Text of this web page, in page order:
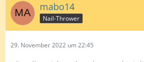
mabo14
Nail-Thrower
29. November 2022 um 22:45